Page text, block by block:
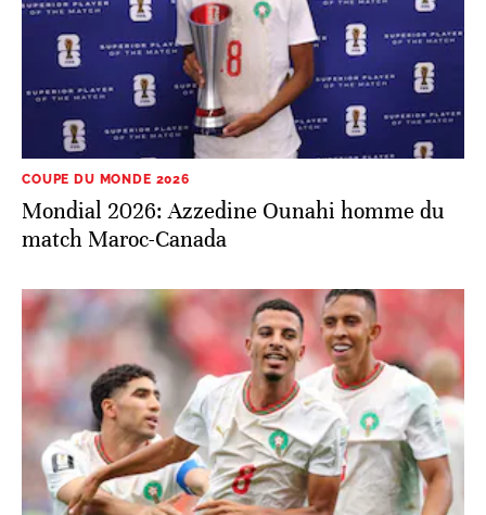
COUPE DU MONDE 2026
Mondial 2026: Azzedine Ounahi homme du
match Maroc-Canada